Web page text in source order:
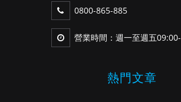
0800-865-885
營業時間：週一至週五
熱門文章